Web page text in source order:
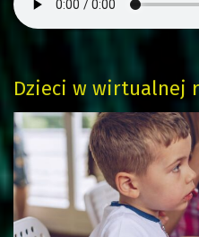
Dzieci w wirtualnej